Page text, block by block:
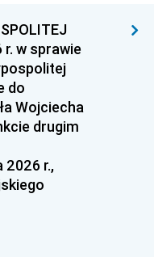
1994
1991
1985
1979
r. w sprawie
do
Wojciecha
drugim
2026 r.,